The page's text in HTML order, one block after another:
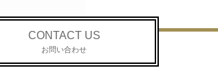
CONTACT US
お問い合わせ